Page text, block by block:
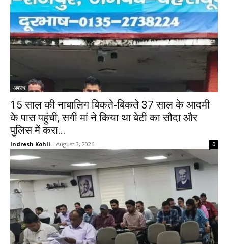
अपराध
15 साल की नाबालिग बिकते-बिकते 37 साल के आदमी
के पास पहुंची, सगी मां ने किया था बेटी का सौदा और
पुलिस में करा...
Indresh Kohli - August 3, 2026 0